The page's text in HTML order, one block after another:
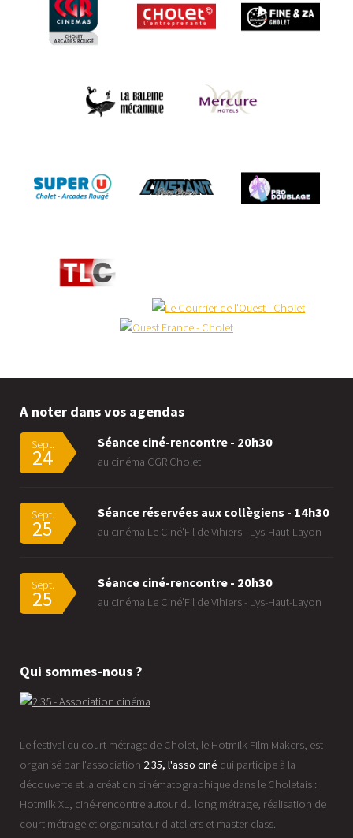
A noter dans vos agendas
Sept.
24
Séance ciné-rencontre - 20h30
au cinéma CGR Cholet
Sept.
25
Séance réservées aux collègiens - 14h30
au cinéma Le Ciné'Fil de Vihiers - Lys-Haut-Layon
Sept.
25
Séance ciné-rencontre - 20h30
au cinéma Le Ciné'Fil de Vihiers - Lys-Haut-Layon
Qui sommes-nous ?
Le festival du court métrage de Cholet, le Hotmilk Film Makers, est
organisé par l'association 2:35, l'asso ciné qui participe à la
découverte et la création cinématographique dans le Choletais :
Hotmilk XL, ciné-rencontre autour du long métrage, réalisation de
court métrage et organisateur d'ateliers et master class.